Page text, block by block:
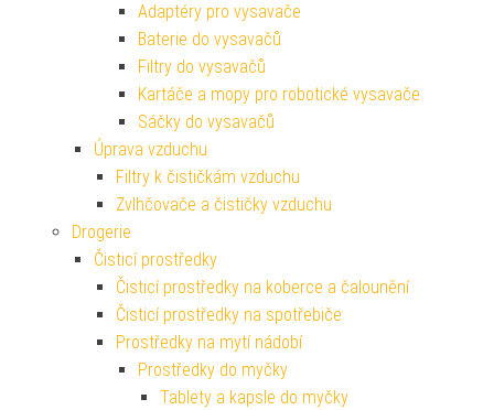
Adaptéry pro vysavače
Baterie do vysavačů
Filtry do vysavačů
Kartáče a mopy pro robotické vysavače
Sáčky do vysavačů
Úprava vzduchu
Filtry k čističkám vzduchu
Zvlhčovače a čističky vzduchu
Drogerie
Čisticí prostředky
Čisticí prostředky na koberce a čalounění
Čisticí prostředky na spotřebiče
Prostředky na mytí nádobí
Prostředky do myčky
Tablety a kapsle do myčky